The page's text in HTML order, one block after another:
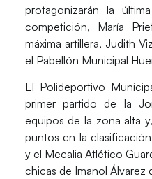
protagonizarán la
competición, María
máxima artillera, Judith
el Pabellón Municipal
El Polideportivo
primer partido de la
equipos de la zona alta
puntos en la
y el Mecalia Atlético
chicas de Imanol Álvarez